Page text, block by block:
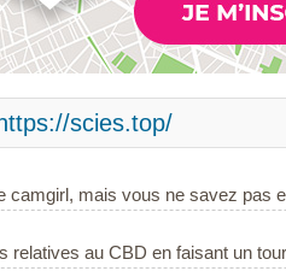
scies.top/
camgirl, mais vous ne savez pas
relatives au CBD en faisant un